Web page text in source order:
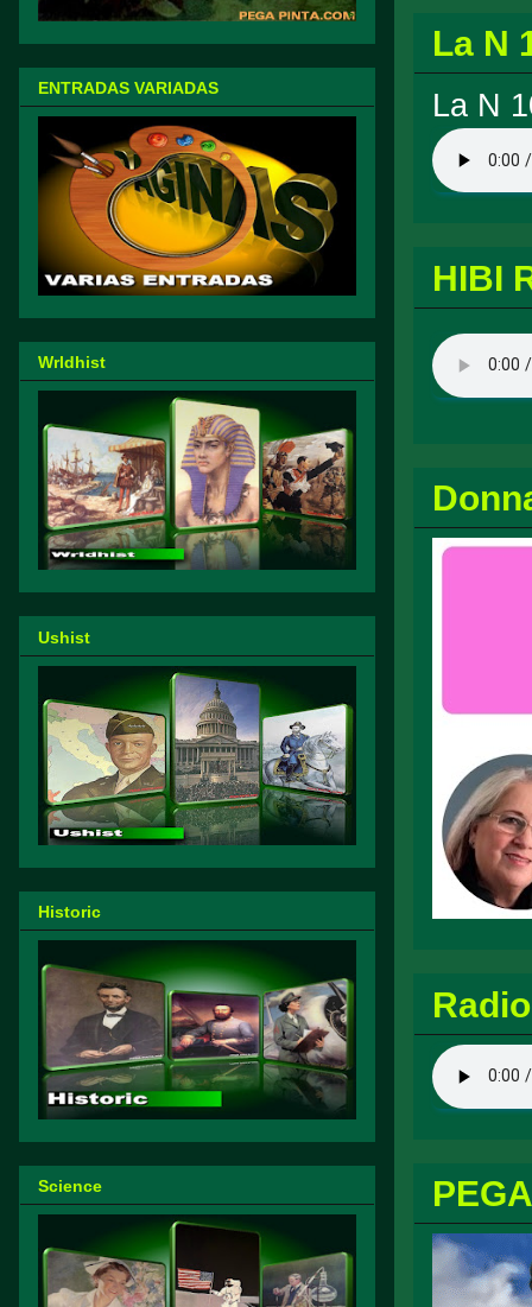
La N
La N
HIBI
ENTRADAS VARIADAS
Wrldhist
Ushist
Historic
Science